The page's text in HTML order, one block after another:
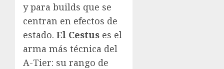
y para builds que se
centran en efectos de
estado. El Cestus es el
arma más técnica del
A-Tier: su rango de